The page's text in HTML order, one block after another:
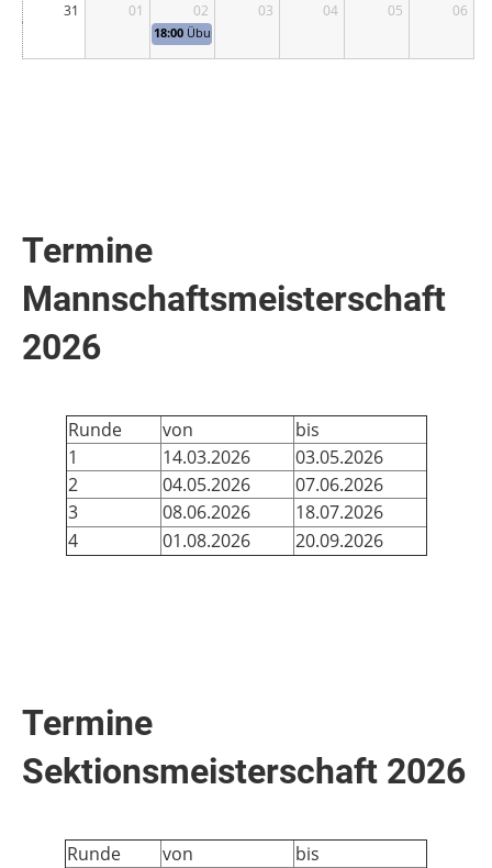
31 01 02 03 04 05 06
18:00 Übung
Termine
Mannschaftsmeisterschaft
2026
Runde von
bis
1
14.03.2026
03.05.2026
2
04.05.2026
07.06.2026
3
08.06.2026
18.07.2026
4
01.08.2026 20.09.2026
Termine
Sektionsmeisterschaft 2026
Runde von
bis